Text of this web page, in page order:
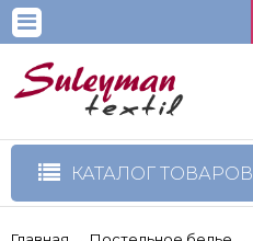
КАТАЛОГ ТОВАРОВ